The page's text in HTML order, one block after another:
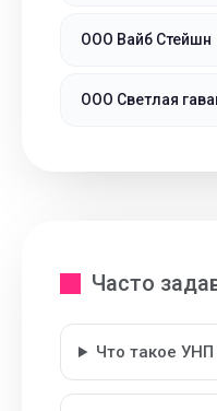
ООО Вайб Стейшн
ООО Светлая
Часто
Что такое